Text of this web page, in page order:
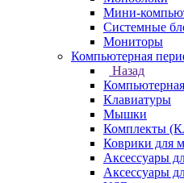
Мини-
Системные
Мониторы
Компьютерная
Назад
Клавиатуры
Мышки
Комплекты
Коврики для
Аксессуары
Аксессуары